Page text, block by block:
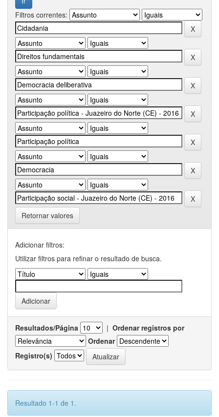
Filtros correntes:
Retornar valores
Adicionar filtros:
Utilizar filtros para refinar o resultado de busca.
Resultados/Página | Ordenar registros por
Ordenar
Registro(s)
Resultado 1-1 de 1.